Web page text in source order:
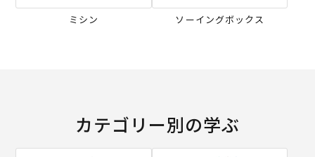
ミシン ソーイングボックス
カテゴリー別の学ぶ